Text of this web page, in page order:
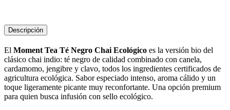
Descripción
El Moment Tea Té Negro Chai Ecológico es la versión bio del
clásico chai indio: té negro de calidad combinado con canela,
cardamomo, jengibre y clavo, todos los ingredientes certificados de
agricultura ecológica. Sabor especiado intenso, aroma cálido y un
toque ligeramente picante muy reconfortante. Una opción premium
para quien busca infusión con sello ecológico.